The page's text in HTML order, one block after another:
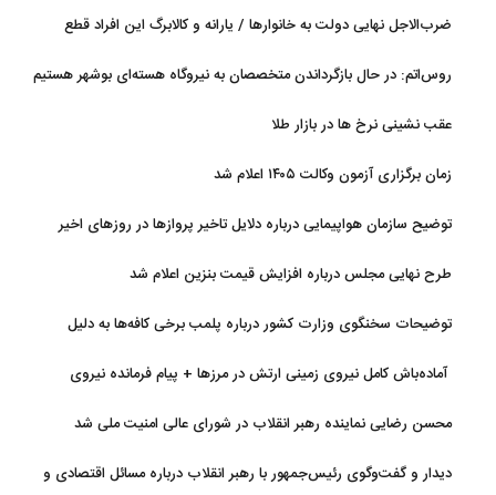
ضرب‌الاجل نهایی دولت به خانوارها / یارانه و کالابرگ این افراد قطع
روس‌اتم: در حال بازگرداندن متخصصان به نیروگاه هسته‌ای بوشهر هستیم
عقب نشینی نرخ ها در بازار طلا
زمان برگزاری آزمون وکالت ۱۴۰۵ اعلام شد
توضیح سازمان هواپیمایی درباره دلایل تاخیر پروازها در روزهای اخیر
طرح نهایی مجلس درباره افزایش قیمت بنزین اعلام شد
توضیحات سخنگوی وزارت کشور درباره پلمب برخی کافه‌ها به دلیل
آماده‌باش کامل نیروی زمینی ارتش در مرزها + پیام فرمانده نیروی
محسن رضایی نماینده رهبر انقلاب در شورای عالی امنیت ملی شد
دیدار و گفت‌وگوی رئیس‌جمهور با رهبر انقلاب درباره مسائل اقتصادی و